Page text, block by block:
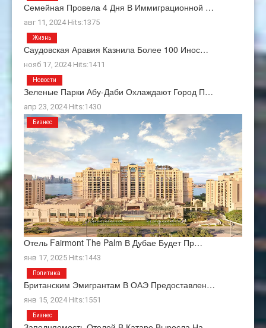
Семейная Провела 4 Дня В Иммиграционной …
авг 11, 2024 Hits:1375
Саудовская Аравия Казнила Более 100 Инос…
нояб 17, 2024 Hits:1411
Жизнь
Зеленые Парки Абу-Даби Охлаждают Город П…
апр 23, 2024 Hits:1430
Новости
Отель Fairmont The Palm В Дубае Будет Пр…
янв 17, 2025 Hits:1443
Бизнес
Британским Эмигрантам В ОАЭ Предоставлен…
янв 15, 2024 Hits:1551
Политика
Бизнес